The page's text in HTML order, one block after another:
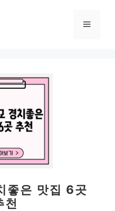
메
좋은 맛집 6곳
천